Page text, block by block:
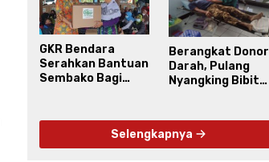
GKR Bendara
Serahkan Bantuan
Sembako Bagi
Berangkat Donor
Darah, Pulang
Nyangking Bibit
Selengkapnya